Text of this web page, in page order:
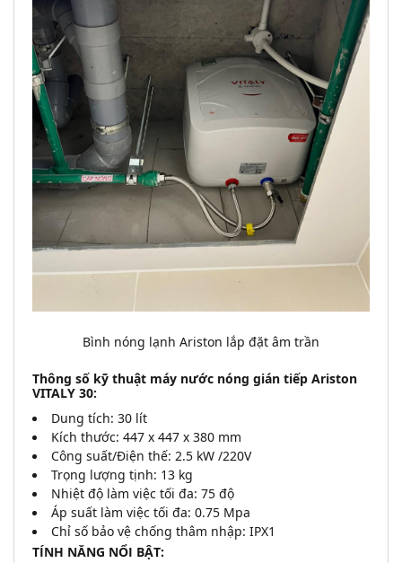
Bình nóng lạnh Ariston lắp đặt âm trần
Thông số kỹ thuật máy nước nóng gián tiếp Ariston
VITALY 30:
Dung tích: 30 lít
Kích thước: 447 x 447 x 380 mm
Công suất/Điện thế: 2.5 kW /220V
Trọng lượng tịnh: 13 kg
Nhiệt độ làm việc tối đa: 75 độ
Áp suất làm việc tối đa: 0.75 Mpa
Chỉ số bảo vệ chống thâm nhập: IPX1
TÍNH NĂNG NỔI BẬT: